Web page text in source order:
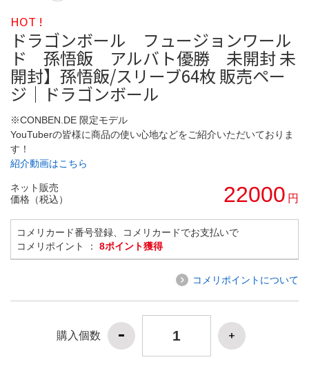
HOT !
ドラゴンボール フュージョンワール
ド 孫悟飯 アルバト優勝 未開封 未
開封】孫悟飯/スリーブ64枚 販売ペー
ジ｜ドラゴンボール
※CONBEN.DE 限定モデル
YouTuberの皆様に商品の使い心地などをご紹介いただいておりま
す！
紹介動画はこちら
ネット販売
価格（税込）
22000 円
コメリカード番号登録、コメリカードでお支払いで
コメリポイント ： 8ポイント獲得
コメリポイントについて
購入個数